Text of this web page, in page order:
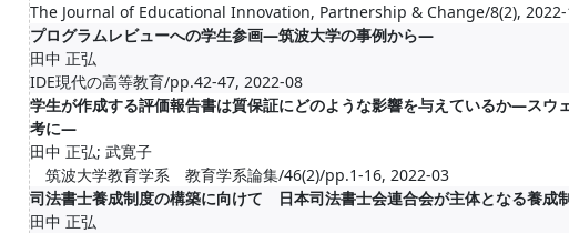
The Journal of Educational Innovation, Partnership & Change/8(2),
プログラムレビューへの学生参画―筑波大学の事例から―
田中 正弘
IDE現代の高等教育/pp.42-47, 2022-08
学生が作成する評価報告書は質保証にどのような影響を与えているか―スウ
考に―
田中 正弘; 武寛子
筑波大学教育学系 教育学系論集/46(2)/pp.1-16, 2022-03
司法書士養成制度の構築に向けて 日本司法書士会連合会が主体となる養成
田中 正弘